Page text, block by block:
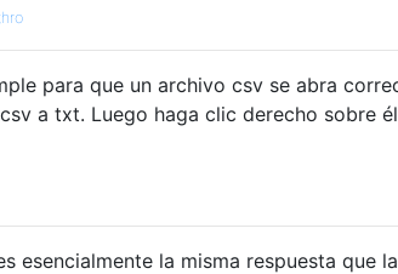
para que un archivo csv se abra
a txt. Luego haga clic derecho sobre
esencialmente la misma respuesta que